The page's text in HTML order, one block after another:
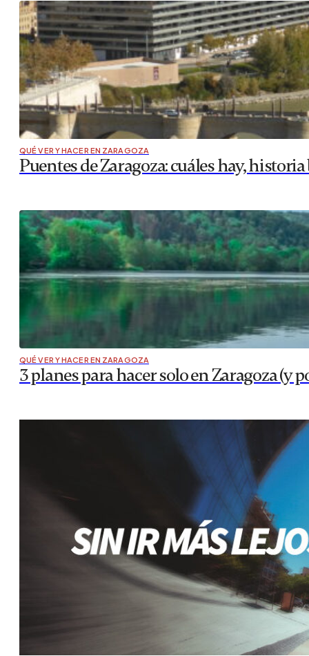
QUÉ VER Y HACER EN ZARAGOZA
Puentes de Zaragoza: cuáles hay,
QUÉ VER Y HACER EN ZARAGOZA
3 planes para hacer solo en Zaragoza (y